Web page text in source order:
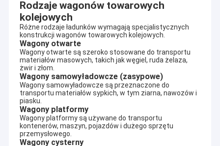
Do domu
Produkty
O nas
Rodzaje wagonów towarowych
kolejowych
Różne rodzaje ładunków wymagają specjalistycznych
konstrukcji wagonów towarowych kolejowych.
Wagony otwarte
Wagony otwarte są szeroko stosowane do transportu
materiałów masowych, takich jak węgiel, ruda żelaza,
żwir i złom.
Wagony samowyładowcze (zasypowe)
Wagony samowyładowcze są przeznaczone do
transportu materiałów sypkich, w tym ziarna, nawozów i
piasku.
Wagony platformy
Wagony platformy są używane do transportu
kontenerów, maszyn, pojazdów i dużego sprzętu
przemysłowego.
Wagony cysterny
Tongling Tieke Railway Equipment Co., Ltd (Tieke Railway) to
prywatna firma high-tech przekształcona z fabryki pod chińskim
Ministerstwem Kolei w 2016 roku. Specjalizuje się w produkcji,
naprawie, wynajmie różnych wagonów kolejowych i dostarczaniu
klientom różnych części zamiennych do wagonów w przemyśle,